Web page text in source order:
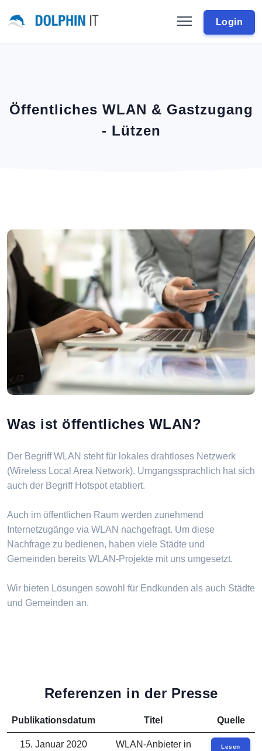
Login
Öffentliches WLAN & Gastzugang
- Lützen
Was ist öffentliches WLAN?
Der Begriff WLAN steht für lokales drahtloses Netzwerk
(Wireless Local Area Network). Umgangssprachlich hat sich
auch der Begriff Hotspot etabliert.
Auch im öffentlichen Raum werden zunehmend
Internetzugänge via WLAN nachgefragt. Um diese
Nachfrage zu bedienen, haben viele Städte und
Gemeinden bereits WLAN-Projekte mit uns umgesetzt.
Wir bieten Lösungen sowohl für Endkunden als auch Städte
und Gemeinden an.
Referenzen in der Presse
Publikationsdatum Titel Quelle
15. Januar 2020
WLAN-Anbieter in
Lesen